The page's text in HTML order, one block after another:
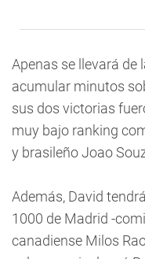
Apenas se llevará de
acumular minutos
sus dos victorias
muy bajo ranking
y brasileño Joao
Además, David
1000 de Madrid -
canadiense Milos